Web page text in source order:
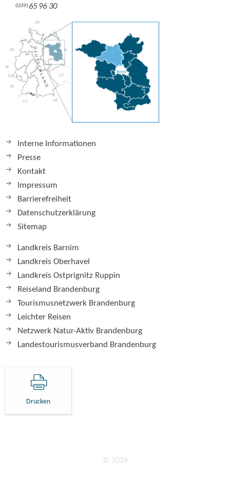
0339165 96 30
Interne Informationen
Presse
Kontakt
Impressum
Barrierefreiheit
Datenschutzerklärung
Sitemap
Landkreis Barnim
Landkreis Oberhavel
Landkreis Ostprignitz Ruppin
Reiseland Brandenburg
Tourismusnetzwerk Brandenburg
Leichter Reisen
Netzwerk Natur-Aktiv Brandenburg
Landestourismusverband Brandenburg
Drucken
© 2026